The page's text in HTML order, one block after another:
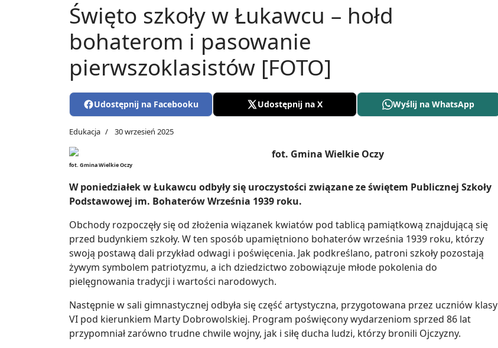
Święto szkoły w Łukawcu – hołd
bohaterom i pasowanie
pierwszoklasistów [FOTO]
Udostępnij na Facebooku Udostępnij na X Wyślij na WhatsApp
Edukacja 30 wrzesień 2025
fot. Gmina Wielkie Oczy
W poniedziałek w Łukawcu odbyły się uroczystości związane ze świętem Publicznej Szkoły
Podstawowej im. Bohaterów Września 1939 roku.
Obchody rozpoczęły się od złożenia wiązanek kwiatów pod tablicą pamiątkową znajdującą się
przed budynkiem szkoły. W ten sposób upamiętniono bohaterów września 1939 roku, którzy
swoją postawą dali przykład odwagi i poświęcenia. Jak podkreślano, patroni szkoły pozostają
żywym symbolem patriotyzmu, a ich dziedzictwo zobowiązuje młode pokolenia do
pielęgnowania tradycji i wartości narodowych.
Następnie w sali gimnastycznej odbyła się część artystyczna, przygotowana przez uczniów klasy
VI pod kierunkiem Marty Dobrowolskiej. Program poświęcony wydarzeniom sprzed 86 lat
przypomniał zarówno trudne chwile wojny, jak i siłę ducha ludzi, którzy bronili Ojczyzny.